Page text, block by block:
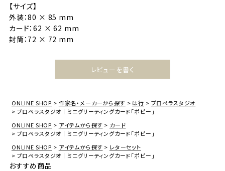
【サイズ】
外装：80 × 85 mm
カード：62 × 62 mm
封筒：72 × 72 mm
レビューを書く
ONLINE SHOP 作家名・メーカーから探す は行
プロペラスタジオ
プロペラスタジオ｜ミニグリーティングカード「ポピー」
ONLINE SHOP
アイテムから探す
カード
プロペラスタジオ｜ミニグリーティングカード「ポピー」
ONLINE SHOP
アイテムから探す
レターセット
プロペラスタジオ｜ミニグリーティングカード「ポピー」
おすすめ商品